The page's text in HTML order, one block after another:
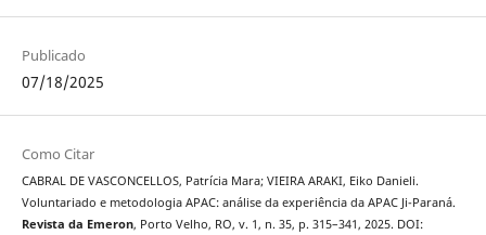
Publicado
07/18/2025
Como Citar
CABRAL DE VASCONCELLOS, Patrícia Mara; VIEIRA ARAKI, Eiko Danieli.
Voluntariado e metodologia APAC: análise da experiência da APAC Ji-Paraná.
Revista da Emeron, Porto Velho, RO, v. 1, n. 35, p. 315–341, 2025. DOI: